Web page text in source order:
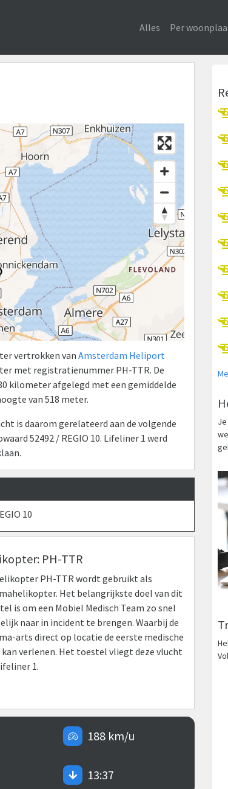
Alles Per
vertrokken van Amsterdam Heliport
met registratienummer PH-TTR. De
kilometer afgelegd met een gemiddelde
van 518 meter.
is daarom gerelateerd aan de volgende
52492 / REGIO 10. Lifeliner 1 werd
10
PH-TTR
PH-TTR wordt gebruikt als
Het belangrijkste doel van dit
is om een Mobiel Medisch Team zo snel
naar in incident te brengen. Waarbij de
arts direct op locatie de eerste medische
verlenen. Het toestel vliegt deze vlucht
1.
188 km/u
13:37